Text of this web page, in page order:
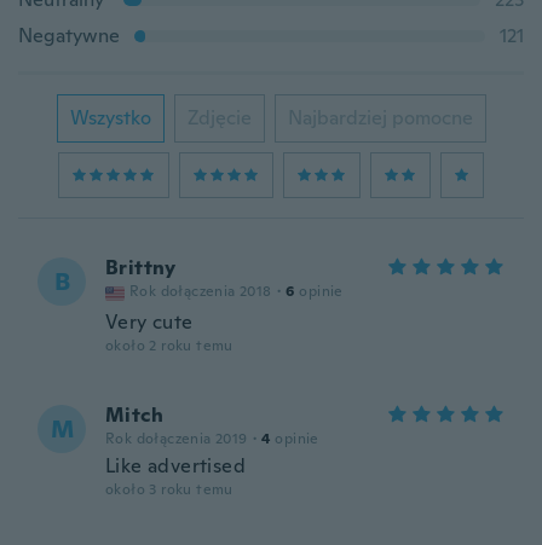
Negatywne
121
Wszystko Zdjęcie Najbardziej pomocne
B Brittny
Rok dołączenia 2018 · 6 opinie
Very cute
około 2 roku temu
M Mitch
Rok dołączenia 2019 · 4 opinie
Like advertised
około 3 roku temu